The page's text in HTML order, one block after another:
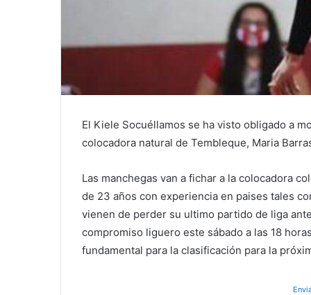
El Kiele Socuéllamos se ha visto obligado a
colocadora natural de Tembleque, Maria
Las manchegas van a fichar a la colocadora
de 23 años con experiencia en paises tales
vienen de perder su ultimo partido de liga
compromiso liguero este sábado a las 18
fundamental para la clasificación para la